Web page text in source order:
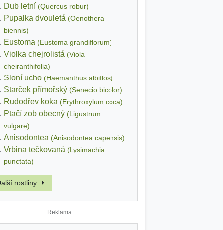
Dub letní (Quercus robur)
Pupalka dvouletá (Oenothera
biennis)
Eustoma (Eustoma grandiflorum)
Violka chejrolistá (Viola
cheiranthifolia)
Sloní ucho (Haemanthus albiflos)
Starček přímořský (Senecio bicolor)
Rudodřev koka (Erythroxylum coca)
Ptačí zob obecný (Ligustrum
vulgare)
Anisodontea (Anisodontea capensis)
Vrbina tečkovaná (Lysimachia
punctata)
rostliny